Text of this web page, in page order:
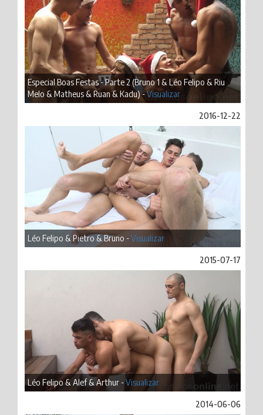
Especial Boas Festas - Parte 2 (Bruno 1 & Léo Felipo & Riu
Melo & Matheus & Ruan & Kadu) -Visualizar
2016-12-22
Léo Felipo & Pietro & Bruno -Visualizar
2015-07-17
Léo Felipo & Alef & Arthur -Visualizar
2014-06-06